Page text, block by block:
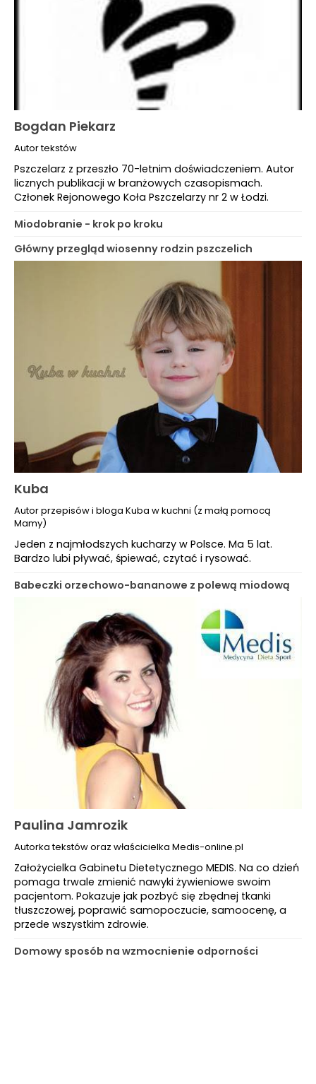
Bogdan Piekarz
Autor tekstów
Pszczelarz z przeszło 70-letnim doświadczeniem. Autor
licznych publikacji w branżowych czasopismach.
Członek Rejonowego Koła Pszczelarzy nr 2 w Łodzi.
Miodobranie - krok po kroku
Główny przegląd wiosenny rodzin pszczelich
Kuba
Autor przepisów i bloga Kuba w kuchni (z małą pomocą
Mamy)
Jeden z najmłodszych kucharzy w Polsce. Ma 5 lat.
Bardzo lubi pływać, śpiewać, czytać i rysować.
Babeczki orzechowo-bananowe z polewą miodową
Paulina Jamrozik
Autorka tekstów oraz właścicielka Medis-online.pl
Założycielka Gabinetu Dietetycznego MEDIS. Na co dzień
pomaga trwale zmienić nawyki żywieniowe swoim
pacjentom. Pokazuje jak pozbyć się zbędnej tkanki
tłuszczowej, poprawić samopoczucie, samoocenę, a
przede wszystkim zdrowie.
Domowy sposób na wzmocnienie odporności